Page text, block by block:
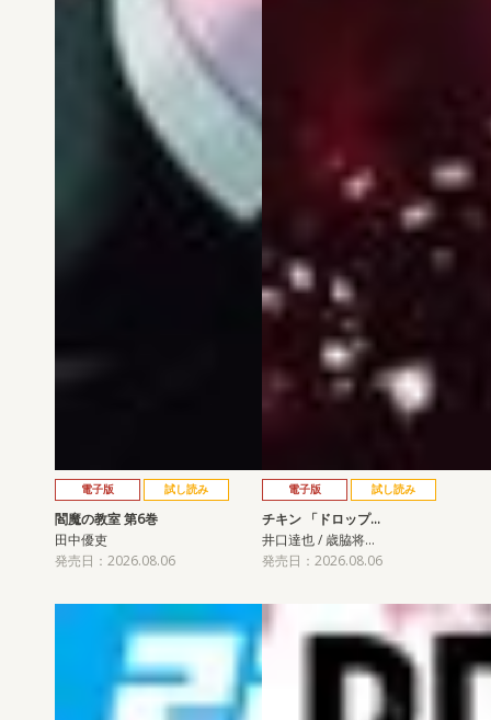
電子版 試し読み
閻魔の教室 第6巻
田中優吏
発売日：2026.08.06
電子版 試し読み
チキン 「ドロップ…
井口達也 / 歳脇将…
発売日：2026.08.06